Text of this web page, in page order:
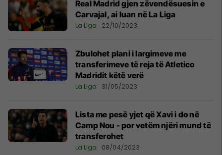
Real Madrid gjen zëvendësuesin e
Carvajal, ai luan në La Liga
La Liga 22/10/2023
Zbulohet plani i largimeve me
transferimeve të reja të Atletico
Madridit këtë verë
La Liga 31/05/2023
Lista me pesë yjet që Xavi i do në
Camp Nou - por vetëm njëri mund të
transferohet
La Liga 08/04/2023